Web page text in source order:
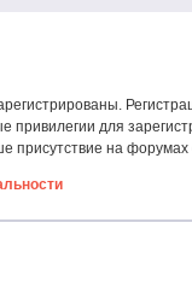
привилегии для
на форумах